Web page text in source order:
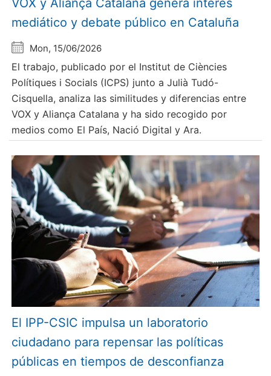
VOX y Aliança Catalana genera interés
mediático y debate público en Cataluña
Mon, 15/06/2026
El trabajo, publicado por el Institut de Ciències
Polítiques i Socials (ICPS) junto a Julià Tudó-
Cisquella, analiza las similitudes y diferencias entre
VOX y Aliança Catalana y ha sido recogido por
medios como El País, Nació Digital y Ara.
El IPP-CSIC impulsa un laboratorio
ciudadano para repensar las políticas
públicas en tiempos de desconfianza